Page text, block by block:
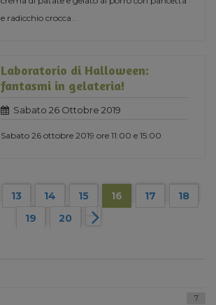
e radicchio crocca
Laboratorio di Halloween:
fantasmi in gelateria!
Sabato 26 Ottobre 2019
Sabato 26 ottobre 2019 ore 11:00 e 15:00
13 14 15 16 17
18
19
20
7